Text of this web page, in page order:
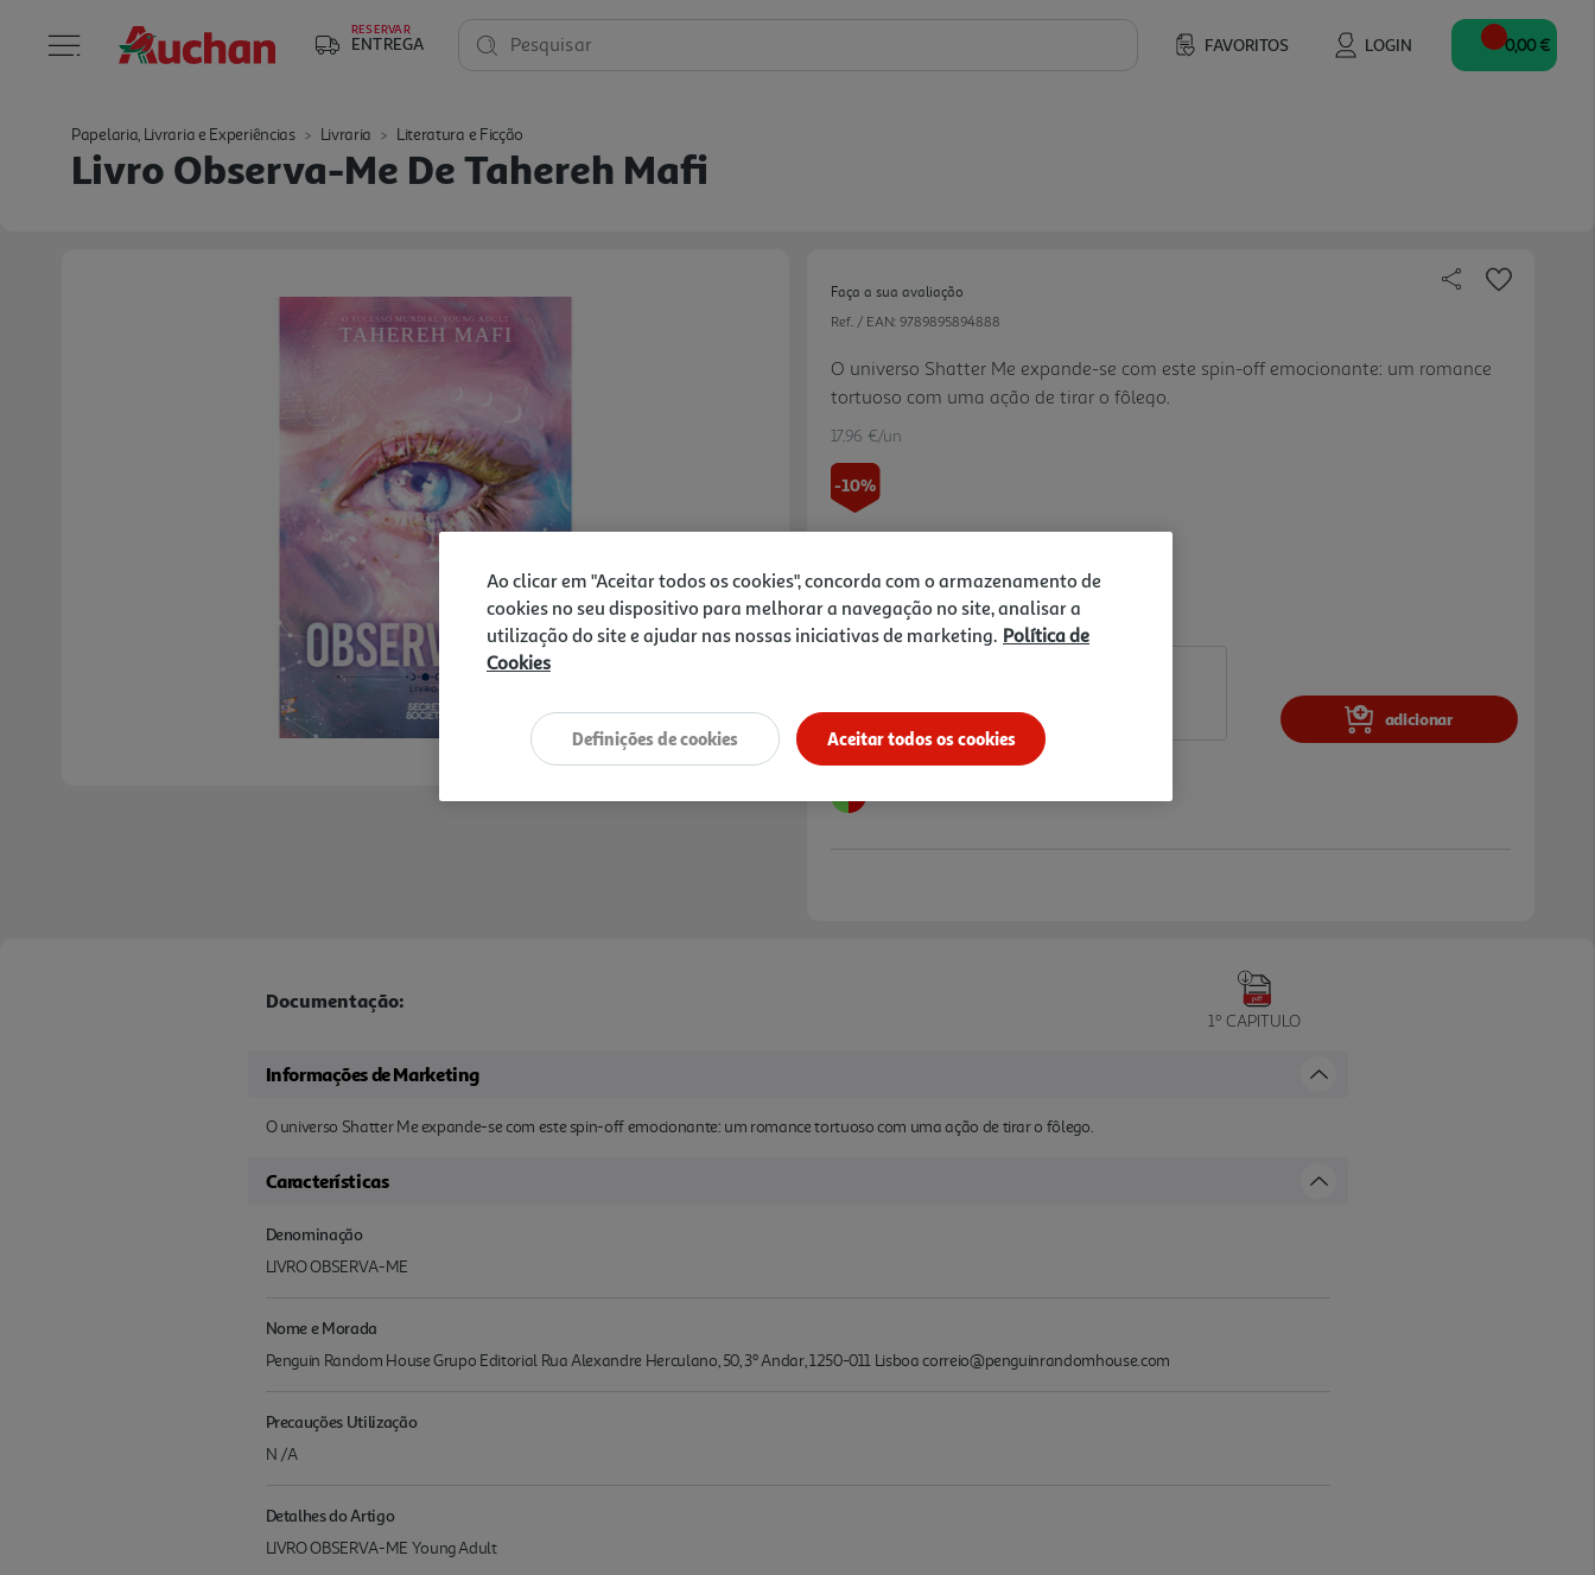
RESERVAR
ENTREGA FAVORITOS LOGIN
Pesquisar 0,00 €
Papelaria, Livraria e Experiências Livraria Literatura e Ficção
Livro Observa-Me De Tahereh Mafi
Faça a sua avaliação
Ref. / EAN: 9789895894888
O universo Shatter Me expande-se com este spin-off emocionante: um romance
tortuoso com uma ação de tirar o fôlego.
17.96 €/un
-10%
17,96 €
Notas de preparação
adicionar
Documentação:
1º CAPITULO
Informações de Marketing
O universo Shatter Me expande-se com este spin-off emocionante: um romance tortuoso com uma ação de tirar o fôlego.
Características
Denominação
LIVRO OBSERVA-ME
Nome e Morada
Penguin Random House Grupo Editorial Rua Alexandre Herculano, 50, 3º Andar, 1250-011 Lisboa correio@penguinrandomhouse.com
Precauções Utilização
N /A
Detalhes do Artigo
LIVRO OBSERVA-ME Young Adult
Ao clicar em "Aceitar todos os cookies", concorda com o armazenamento de
cookies no seu dispositivo para melhorar a navegação no site, analisar a
utilização do site e ajudar nas nossas iniciativas de marketing. Política de
Cookies
Aceitar todos os cookies
Definições de cookies